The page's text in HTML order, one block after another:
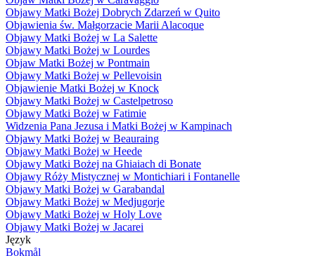
Objawy Matki Bożej Dobrych Zdarzeń w Quito
Objawienia św. Małgorzacie Marii Alacoque
Objawy Matki Bożej w La Salette
Objawy Matki Bożej w Lourdes
Objaw Matki Bożej w Pontmain
Objawy Matki Bożej w Pellevoisin
Objawienie Matki Bożej w Knock
Objawy Matki Bożej w Castelpetroso
Objawy Matki Bożej w Fatimie
Widzenia Pana Jezusa i Matki Bożej w Kampinach
Objawy Matki Bożej w Beauraing
Objawy Matki Bożej w Heede
Objawy Matki Bożej na Ghiaiach di Bonate
Objawy Róży Mistycznej w Montichiari i Fontanelle
Objawy Matki Bożej w Garabandal
Objawy Matki Bożej w Medjugorje
Objawy Matki Bożej w Holy Love
Objawy Matki Bożej w Jacarei
Język
Bokmål